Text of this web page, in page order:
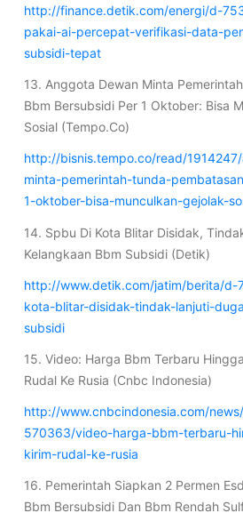
http://finance.detik.com/energi/d-
pakai-ai-percepat-verifikasi-data-
subsidi-tepat
13. Anggota Dewan Minta
Bbm Bersubsidi Per 1 Oktober: Bisa
Sosial (Tempo.Co)
http://bisnis.tempo.co/read/
minta-pemerintah-tunda-
1-oktober-bisa-munculkan-gejolak-
14. Spbu Di Kota Blitar Disidak,
Kelangkaan Bbm Subsidi (Detik)
http://www.detik.com/jatim/berita/
kota-blitar-disidak-tindak-lanjuti-
subsidi
15. Video: Harga Bbm Terbaru
Rudal Ke Rusia (Cnbc Indonesia)
http://www.cnbcindonesia.com/
570363/video-harga-bbm-terbaru-
kirim-rudal-ke-rusia
16. Pemerintah Siapkan 2 Permen
Bbm Bersubsidi Dan Bbm Rendah